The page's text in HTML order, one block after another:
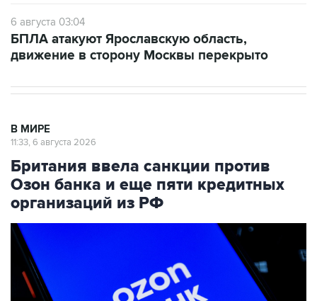
6 августа 03:04
БПЛА атакуют Ярославскую область,
движение в сторону Москвы перекрыто
В МИРЕ
11:33, 6 августа 2026
Британия ввела санкции против
Озон банка и еще пяти кредитных
организаций из РФ